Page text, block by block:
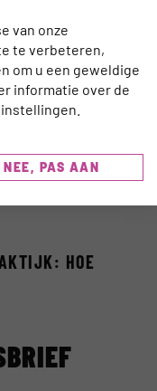
BEPALEN
VOORKOM
OM REIZEN
HOE
van onze
te verbeteren,
om u een geweldige
informatie over de
NEE, PAS AAN